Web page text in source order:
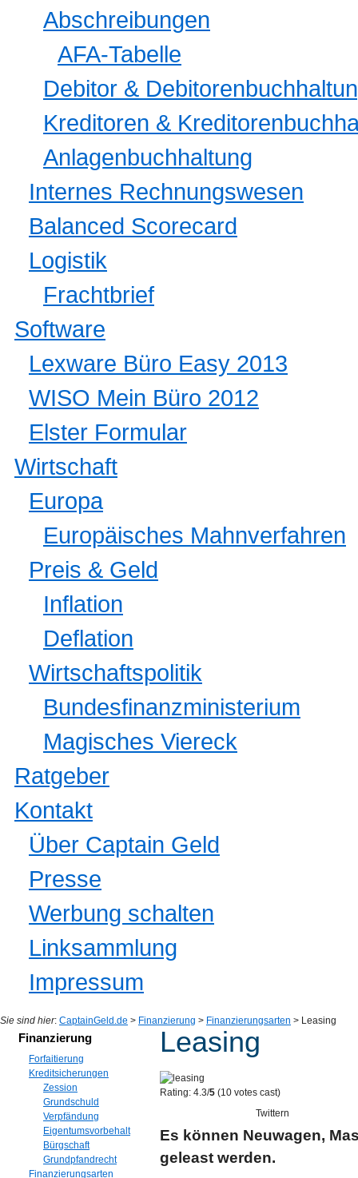
Abschreibungen
AFA-Tabelle
Debitor &
Kreditoren &
Anlagenbuchhaltung
Internes Rechnungswesen
Balanced Scorecard
Logistik
Frachtbrief
Software
Lexware Büro Easy 2013
WISO Mein Büro 2012
Elster Formular
Wirtschaft
Europa
Europäisches Mahnverfahren
Preis & Geld
Inflation
Deflation
Wirtschaftspolitik
Bundesfinanzministerium
Magisches Viereck
Ratgeber
Kontakt
Über Captain Geld
Presse
Werbung schalten
Linksammlung
Impressum
Sie sind hier: CaptainGeld.de > Finanzierung > Finanzierungsarten > Leasing
Finanzierung
Forfaitierung
Kreditsicherungen
Zession
Grundschuld
Verpfändung
Eigentumsvorbehalt
Bürgschaft
Grundpfandrecht
Finanzierungsarten
Leasing
Rating: 4.3/5 (10 votes cast)
Twittern
Es können Neuwagen,
geleast werden.